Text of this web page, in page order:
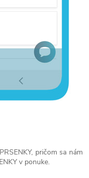
pričom sa nám
v ponuke.